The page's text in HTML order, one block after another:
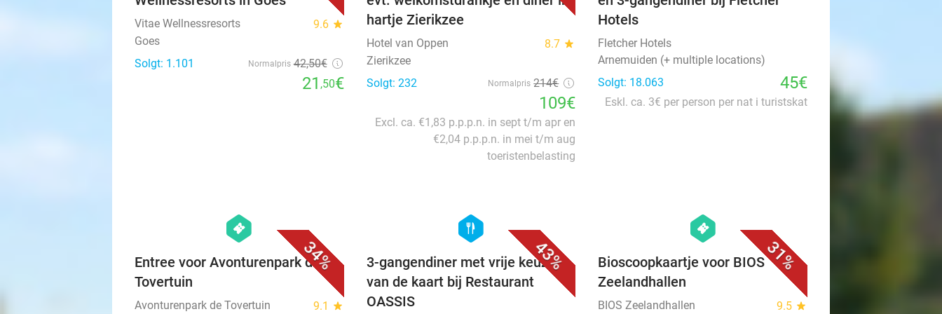
Vitae Wellnessresorts 9.6 star
Goes
Solgt: 1.101
Normalpris 42,50€
21 ,50€
hartje Zierikzee
Hotel van Oppen 8.7 star
Zierikzee
Solgt: 232
Normalpris 214€
109€
Excl. ca. €1,83 p.p.p.n. in sept t/m apr en
€2,04 p.p.p.n. in mei t/m aug
toeristenbelasting
Hotels
Fletcher Hotels
Arnemuiden (+ multiple locations)
Solgt: 18.063
45€
Eskl. ca. 3€ per person per nat i turistskat
34%
hexagon
events
Entree voor Avonturenpark de
Tovertuin
Avonturenpark de Tovertuin 9.1 star
43%
hexagon
food
3-gangendiner met vrije keuze
van de kaart bij Restaurant
OASSIS
31%
hexagon
events
Bioscoopkaartje voor BIOS
Zeelandhallen
BIOS Zeelandhallen 9.5 star